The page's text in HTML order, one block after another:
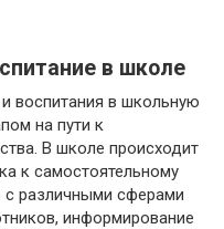
в школе
воспитания в школьную
на пути к
В школе происходит
к самостоятельному
с различными сферами
информирование